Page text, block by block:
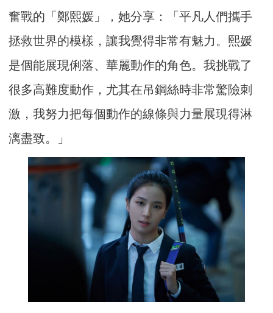
奮戰的「鄭熙媛」，她分享：「平凡人們攜手
拯救世界的模樣，讓我覺得非常有魅力。熙媛
是個能展現俐落、華麗動作的角色。我挑戰了
很多高難度動作，尤其在吊鋼絲時非常驚險刺
激，我努力把每個動作的線條與力量展現得淋
漓盡致。」